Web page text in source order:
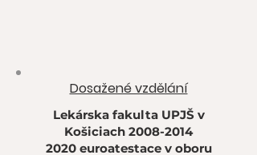
Dosažené vzdělání
Lekárska fakulta UPJŠ v
Košiciach 2008-2014
2020 euroatestace v oboru